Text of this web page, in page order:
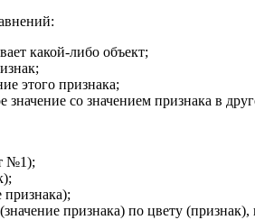
какой-либо объект;
этого признака;
значение со значением признака в
№1);
признака) по цвету